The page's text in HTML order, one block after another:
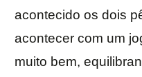
acontecido os dois
acontecer com um
muito bem,